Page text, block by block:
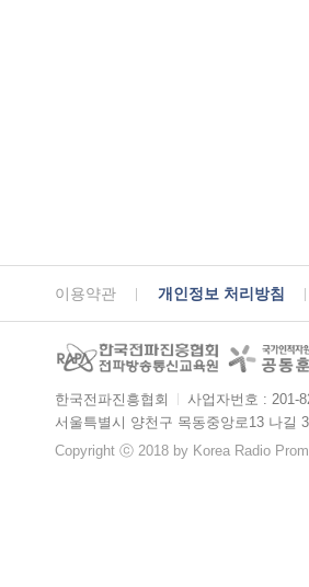
이용약관 개인정보 처리방침
한국전파진흥협회 사업자번호 : 201-
서울특별시 양천구 목동중앙로13 나길
Copyright ⓒ 2018 by Korea Radio